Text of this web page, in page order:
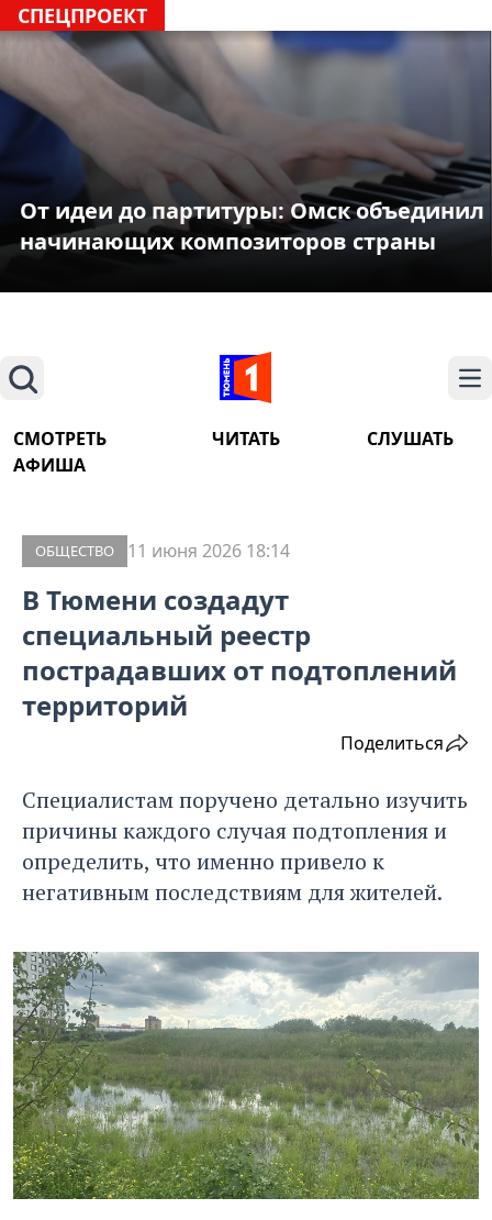
СПЕЦПРОЕКТ
От идеи до партитуры: Омск объединил
начинающих композиторов страны
Поиск
СМОТРЕТЬ ЧИТАТЬ
СЛУШАТЬ
АФИША
ОБЩЕСТВО 11 июня 2026 18:14
В Тюмени создадут
специальный реестр
пострадавших от подтоплений
территорий
Поделиться
Специалистам поручено детально изучить
причины каждого случая подтопления и
определить, что именно привело к
негативным последствиям для жителей.